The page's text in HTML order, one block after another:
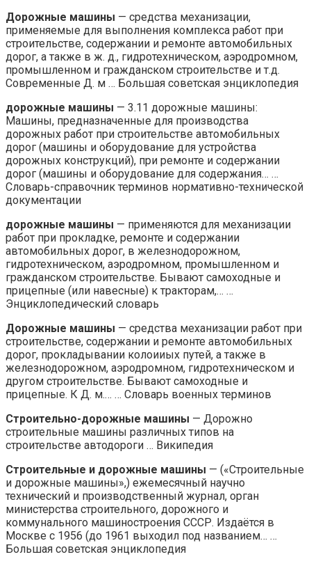
Дорожные машины — средства механизации,
применяемые для выполнения комплекса работ при
строительстве, содержании и ремонте автомобильных
дорог, а также в ж. д., гидротехническом, аэродромном,
промышленном и гражданском строительстве и т.д.
Современные Д. м … Большая советская энциклопедия
дорожные машины — 3.11 дорожные машины:
Машины, предназначенные для производства
дорожных работ при строительстве автомобильных
дорог (машины и оборудование для устройства
дорожных конструкций), при ремонте и содержании
дорог (машины и оборудование для содержания… …
Словарь-справочник терминов нормативно-технической
документации
дорожные машины — применяются для механизации
работ при прокладке, ремонте и содержании
автомобильных дорог, в железнодорожном,
гидротехническом, аэродромном, промышленном и
гражданском строительстве. Бывают самоходные и
прицепные (или навесные) к тракторам,… …
Энциклопедический словарь
Дорожные машины — средства механизации работ при
строительстве, содержании и ремонте автомобильных
дорог, прокладывании колоииых путей, а также в
железнодорожном, аэродромном, гидротехническом и
другом строительстве. Бывают самоходные и
прицепные. К Д. м.… … Словарь военных терминов
Строительно-дорожные машины — Дорожно
строительные машины различных типов на
строительстве автодороги … Википедия
Строительные и дорожные машины — («Строительные
и дорожные машины»,) ежемесячный научно
технический и производственный журнал, орган
министерства строительного, дорожного и
коммунального машиностроения СССР. Издаётся в
Москве с 1956 (до 1961 выходил под названием… …
Большая советская энциклопедия